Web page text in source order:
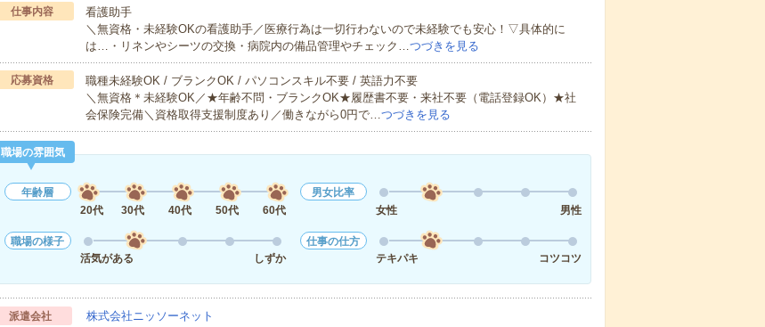
仕事内容
看護助手
＼無資格・未経験OKの看護助手／医療行為は一切行わないので未経験でも安心！▽具体的に
は…・リネンやシーツの交換・病院内の備品管理やチェック…つづきを見る
応募資格
職種未経験OK / ブランクOK / パソコンスキル不要 / 英語力不要
＼無資格＊未経験OK／★年齢不問・ブランクOK★履歴書不要・来社不要（電話登録OK）★社
会保険完備＼資格取得支援制度あり／働きながら0円で…つづきを見る
職場の雰囲気
年齢層
20代
30代 40代 50代 60代
男女比率
女性
男性
職場の様子
活気がある
しずか
仕事の仕方
テキパキ
コツコツ
派遣会社 株式会社ニッソーネット